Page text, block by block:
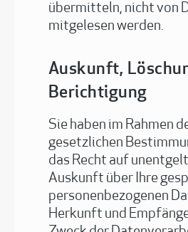
übermitteln, nicht von
mitgelesen werden.
Auskunft,
Berichtigung
Sie haben im Rahmen
gesetzlichen
das Recht auf
Auskunft über Ihre
personenbezogenen
Herkunft und